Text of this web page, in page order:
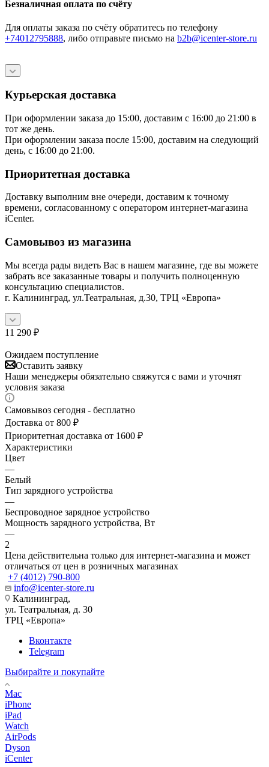
Безналичная оплата по счёту
Для оплаты заказа по счёту обратитесь по телефону
+74012795888, либо отправьте письмо на b2b@icenter-store.ru
Курьерская доставка
При оформлении заказа до 15:00, доставим с 16:00 до 21:00 в
тот же день.
При оформлении заказа после 15:00, доставим на следующий
день, с 16:00 до 21:00.
Приоритетная доставка
Доставку выполним вне очереди, доставим к точному
времени, согласованному с оператором интернет-магазина
iCenter.
Самовывоз из магазина
Мы всегда рады видеть Вас в нашем магазине, где вы можете
забрать все заказанные товары и получить полноценную
консультацию специалистов.
г. Калининград, ул.Театральная, д.30, ТРЦ «Европа»
11 290 ₽
Ожидаем поступление
Оставить заявку
Наши менеджеры обязательно свяжутся с вами и уточнят
условия заказа
Самовывоз сегодня - бесплатно
Доставка от 800 ₽
Приоритетная доставка от 1600 ₽
Характеристики
Цвет
—
Белый
Тип зарядного устройства
—
Беспроводное зарядное устройство
Мощность зарядного устройства, Вт
—
2
Цена действительна только для интернет-магазина и может
отличаться от цен в розничных магазинах
+7 (4012) 790-800
info@icenter-store.ru
Калининград,
ул. Театральная, д. 30
ТРЦ «Европа»
Вконтакте
Telegram
Выбирайте и покупайте
Mac
iPhone
iPad
Watch
AirPods
Dyson
iCenter